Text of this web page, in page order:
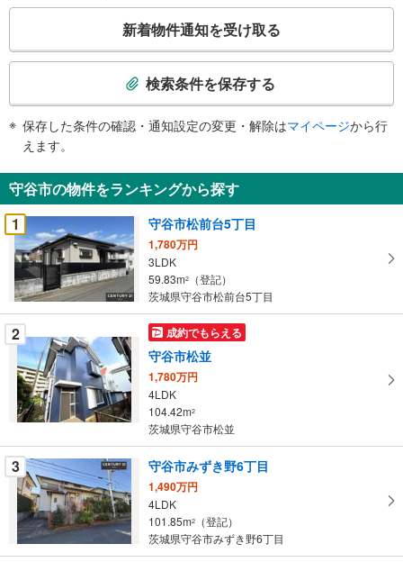
検
知
を
受
け
取
る
・
条
件
を
マ
イ
ペ
ジ
に
保
存
す
る
新着物件通知を受け取る
検索条件を保存する
保存した条件の確認・通知設定の変更・解除はマイページから行
えます。
守谷市の物件をランキングから探す
1
守谷市松前台5丁目
1,780万円
3LDK
59.83m2
（登記）
茨城県守谷市松前台5丁目
2 成約でもらえる
守谷市松並
1,780万円
4LDK
104.42m2
茨城県守谷市松並
3 守谷市みずき野6丁目
1,490万円
4LDK
101.85m2
（登記）
茨城県守谷市みずき野6丁目